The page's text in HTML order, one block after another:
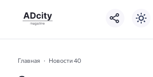
Главная Новости 40